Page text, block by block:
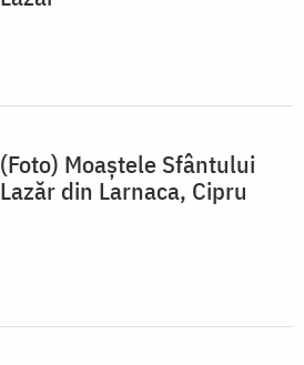
(Foto) Moaștele Sfântului
Lazăr din Larnaca, Cipru